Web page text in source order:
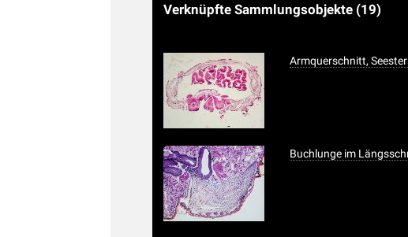
Verknüpfte Sammlungsobjekte (19)
Armquerschnitt,
Buchlunge im